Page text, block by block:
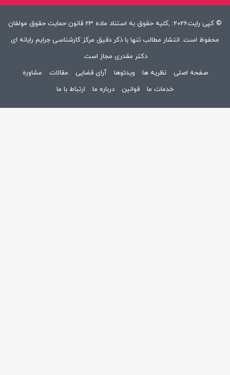
© کپی رایت2026: ,کلیه حقوق به استناد ماده 23 قانون حمایت حقوق مولفان
محفوظ است. انتشار مطالب تنها با ذکر دقیق مرکز کارشناسی جرایم رایانه ای
دکتر مقدری مجاز است.
صفحه اصلی
نظریه ها ویدئوها آرای قضایی مقالات
مشاوره
خدمات ما
قوانین درباره ما ارتباط با ما